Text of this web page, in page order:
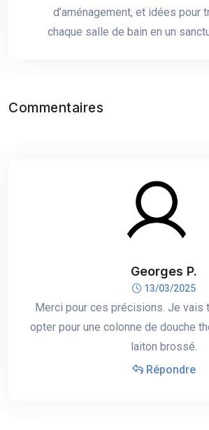
d’aménagement, et idées pour
chaque salle de bain en un
Commentaires
Georges P.
13/03/2025
Merci pour ces précisions. Je vais
opter pour une colonne de douche
laiton brossé.
Répondre